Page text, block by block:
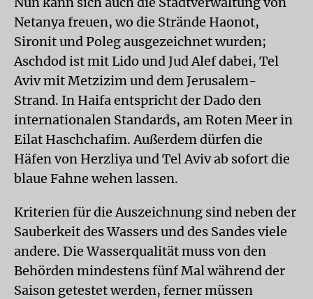
Netanya freuen, wo die Strände Haonot,
Sironit und Poleg ausgezeichnet wurden;
Aschdod ist mit Lido und Jud Alef dabei, Tel
Aviv mit Metzizim und dem Jerusalem-
Strand. In Haifa entspricht der Dado den
internationalen Standards, am Roten Meer in
Eilat Haschchafim. Außerdem dürfen die
Häfen von Herzliya und Tel Aviv ab sofort die
blaue Fahne wehen lassen.
Kriterien für die Auszeichnung sind neben der
Sauberkeit des Wassers und des Sandes viele
andere. Die Wasserqualität muss von den
Behörden mindestens fünf Mal während der
Saison getestet werden, ferner müssen